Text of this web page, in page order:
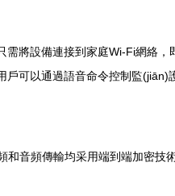
將設備連接到家庭Wi-Fi網絡
可以通過語音命令控制監(jiān)
音頻傳輸均采用端到端加密